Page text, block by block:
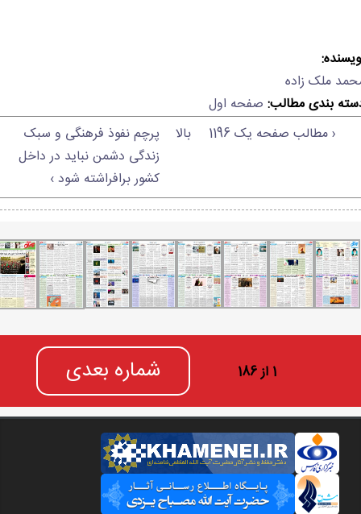
ملک زاده
بندی مطالب: صفحه اول
‹ مطالب صفحه یک 1196
بالا
پرچم نفوذ فرهنگی و سبک
زندگی دشمن نباید در داخل
کشور برافراشته شود ›
1 از 186 شماره بعدی